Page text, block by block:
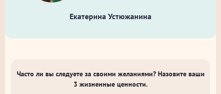
Екатерина Устюжанина
Часто ли вы следуете за своими желаниями? Назовите ваши
3 жизненные ценности.